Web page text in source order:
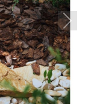
Next